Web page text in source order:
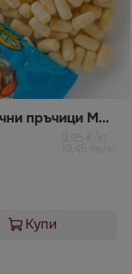
Царевични пръчици Млечни
9,95 €/кг
19,45 лв/кг
Купи